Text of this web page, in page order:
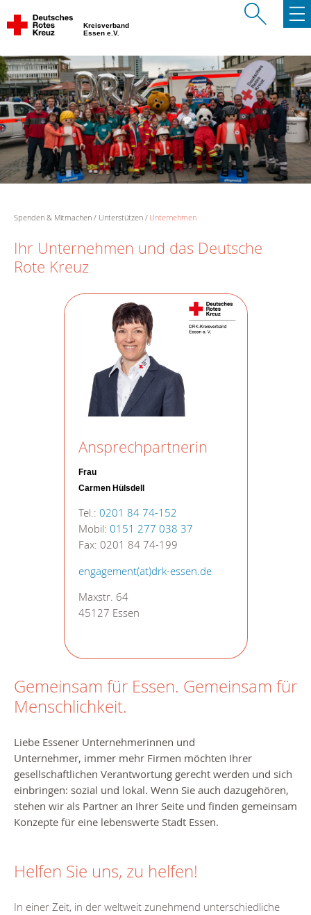
Kreisverband
Essen e.V.
Spenden & Mitmachen Unterstützen Unternehmen
Ihr Unternehmen und das Deutsche
Rote Kreuz
Ansprechpartnerin
Frau
Carmen Hülsdell
Tel.: 0201 84 74-152
Mobil: 0151 277 038 37
Fax: 0201 84 74-199
engagement(at)drk-essen.de
Maxstr. 64
45127 Essen
Gemeinsam für Essen. Gemeinsam für
Menschlichkeit.
Liebe Essener Unternehmerinnen und
Unternehmer, immer mehr Firmen möchten Ihrer
gesellschaftlichen Verantwortung gerecht werden und sich
einbringen: sozial und lokal. Wenn Sie auch dazugehören,
stehen wir als Partner an Ihrer Seite und finden gemeinsam
Konzepte für eine lebenswerte Stadt Essen.
Helfen Sie uns, zu helfen!
In einer Zeit, in der weltweit zunehmend unterschiedliche